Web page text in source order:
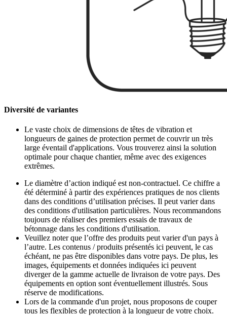
Diversité de variantes
Le vaste choix de dimensions de têtes de vibration et
longueurs de gaines de protection permet de couvrir un très
large éventail d'applications. Vous trouverez ainsi la solution
optimale pour chaque chantier, même avec des exigences
extrêmes.
Le diamètre d’action indiqué est non-contractuel. Ce chiffre a
été déterminé à partir des expériences pratiques de nos clients
dans des conditions d’utilisation précises. Il peut varier dans
des conditions d'utilisation particulières. Nous recommandons
toujours de réaliser des premiers essais de travaux de
bétonnage dans les conditions d'utilisation.
Veuillez noter que l’offre des produits peut varier d'un pays à
l’autre. Les contenus / produits présentés ici peuvent, le cas
échéant, ne pas être disponibles dans votre pays. De plus, les
images, équipements et données indiquées ici peuvent
diverger de la gamme actuelle de livraison de votre pays. Des
équipements en option sont éventuellement illustrés. Sous
réserve de modifications.
Lors de la commande d'un projet, nous proposons de couper
tous les flexibles de protection à la longueur de votre choix.